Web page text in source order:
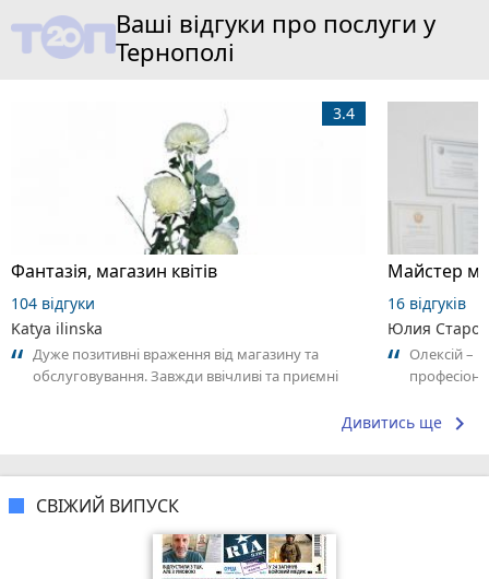
Ваші відгуки про послуги у
Тернополі
Фантазія, магазин квітів
3.4
104 відгуки
Katya ilinska
Дуже позитивні враження від магазину та
обслуговування. Завжди ввічливі та приємні
Майстер
16 відгуків
Юлия
Олексій –
Дивитись ще keyboard_arrow_right
СВІЖИЙ ВИПУСК